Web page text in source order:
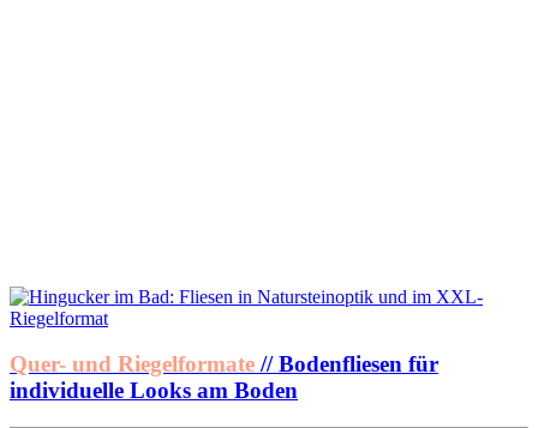
Quer- und Riegelformate // Bodenfliesen für
individuelle Looks am Boden